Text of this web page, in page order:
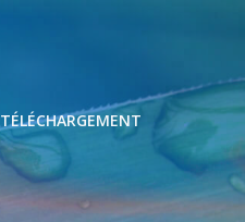
TÉLÉCHARGEMENT